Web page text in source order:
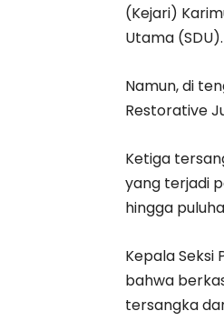
(Kejari)
Utama (SDU).
Namun, di
Restorative
Ketiga
yang terjadi
hingga
Kepala Seksi
bahwa
tersangka